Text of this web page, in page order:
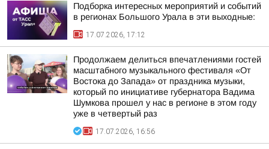
Подборка интересных мероприятий и событий
в регионах Большого Урала в эти выходные:
17.07.2026, 17:12
Продолжаем делиться впечатлениями гостей
масштабного музыкального фестиваля «От
Востока до Запада» от праздника музыки,
который по инициативе губернатора Вадима
Шумкова прошел у нас в регионе в этом году
уже в четвертый раз
17.07.2026, 16:56